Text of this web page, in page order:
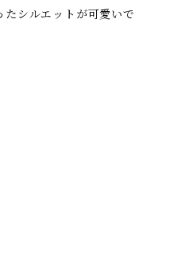
シルエットが可愛いで